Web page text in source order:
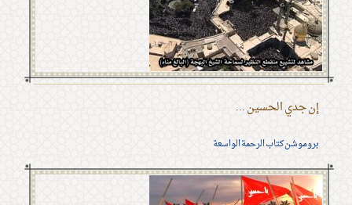
إن جدي الحسين ...
بروموشن كتاب الرحمة الواسعة